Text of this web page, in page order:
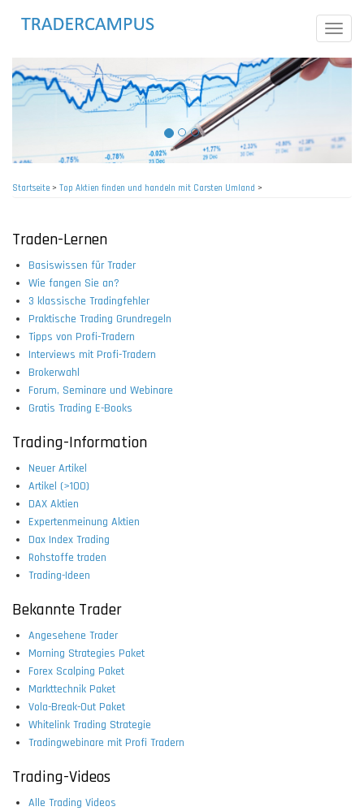
Toggle
Startseite> Top Aktien finden und handeln mit Carsten Umland >
Traden-Lernen
Basiswissen für Trader
Wie fangen Sie an?
3 klassische Tradingfehler
Praktische Trading Grundregeln
Tipps von Profi-Tradern
Interviews mit Profi-Tradern
Brokerwahl
Forum, Seminare und Webinare
Gratis Trading E-Books
Trading-Information
Neuer Artikel
Artikel (>100)
DAX Aktien
Expertenmeinung Aktien
Dax Index Trading
Rohstoffe traden
Trading-Ideen
Bekannte Trader
Angesehene Trader
Morning Strategies Paket
Forex Scalping Paket
Markttechnik Paket
Vola-Break-Out Paket
Whitelink Trading Strategie
Tradingwebinare mit Profi Tradern
Trading-Videos
Alle Trading Videos